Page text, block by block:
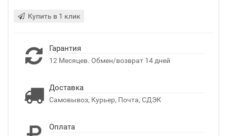
Купить в 1 клик
Гарантия
12 Месяцев. Обмен/возврат 14 дней
Доставка
Самовывоз, Курьер, Почта, СДЭК
Оплата